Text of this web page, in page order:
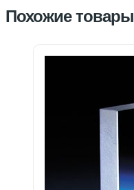
Похожие товары